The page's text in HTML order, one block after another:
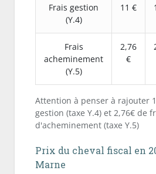
Frais gestion
(Y.4)
11 €
Frais
acheminement
(Y.5)
2,76
€
Attention à penser à rajouter
gestion (taxe Y.4) et 2,76€ de
d'acheminement (taxe Y.5)
Prix du cheval fiscal en
Marne